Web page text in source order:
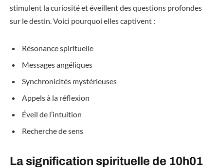
stimulent la curiosité et éveillent des questions profondes
sur le destin. Voici pourquoi elles captivent :
Résonance spirituelle
Messages angéliques
Synchronicités mystérieuses
Appels à la réflexion
Éveil de l’intuition
Recherche de sens
La signification spirituelle de 10h01